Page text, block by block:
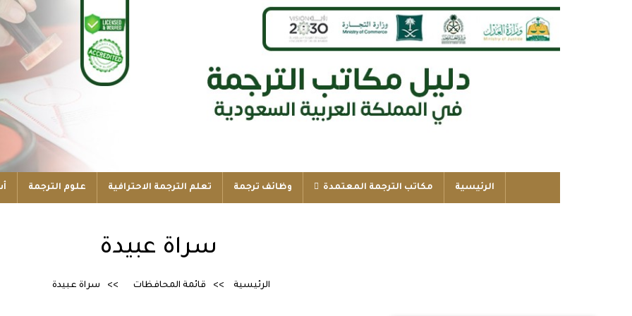
الرئيسية مكاتب الترجمة المعتمدة وظائف ترجمة تعلم الترجمة الاحترافية علوم الترجمة
سراة عبيدة
الرئيسية قائمة المحافظات سراة عبيدة